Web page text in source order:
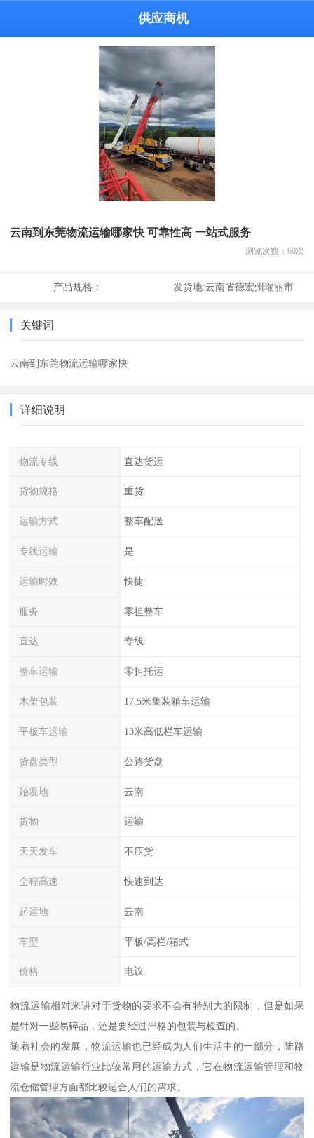
供应商机
云南到东莞物流运输哪家快 可靠性高 一站式服务
浏览次数： 60次
产品规格： 发货地:云南省德宏州瑞丽市
关键词
云南到东莞物流运输哪家快
详细说明
物流专线 直达货运
货物规格 重货
运输方式 整车配送
专线运输 是
运输时效 快捷
服务 零担整车
直达 专线
整车运输 零担托运
木架包装 17.5米集装箱车运输
平板车运输 13米高低栏车运输
货盘类型 公路货盘
始发地 云南
货物 运输
天天发车 不压货
全程高速 快速到达
起运地 云南
车型 平板/高栏/箱式
价格 电议
物流运输相对来讲对于货物的要求不会有特别大的限制，但是如果
是针对一些易碎品，还是要经过严格的包装与检查的。
随着社会的发展，物流运输也已经成为人们生活中的一部分，陆路
运输是物流运输行业比较常用的运输方式，它在物流运输管理和物
流仓储管理方面都比较适合人们的需求。